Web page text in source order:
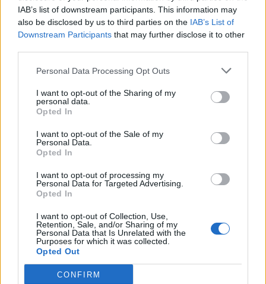
IAB’s list of downstream participants. This information may
also be disclosed by us to third parties on the IAB’s List of
Downstream Participants that may further disclose it to other
Personal Data Processing Opt Outs
I want to opt-out of the Sharing of my
personal data.
Opted In
I want to opt-out of the Sale of my
Personal Data.
Opted In
I want to opt-out of processing my
Personal Data for Targeted Advertising.
Opted In
I want to opt-out of Collection, Use,
Retention, Sale, and/or Sharing of my
Personal Data that Is Unrelated with the
Purposes for which it was collected.
Opted Out
CONFIRM
2026. augusztus 05., szerda
Idén is lesz hagyományőrző
kézműves tábor Nyikómalomfalván